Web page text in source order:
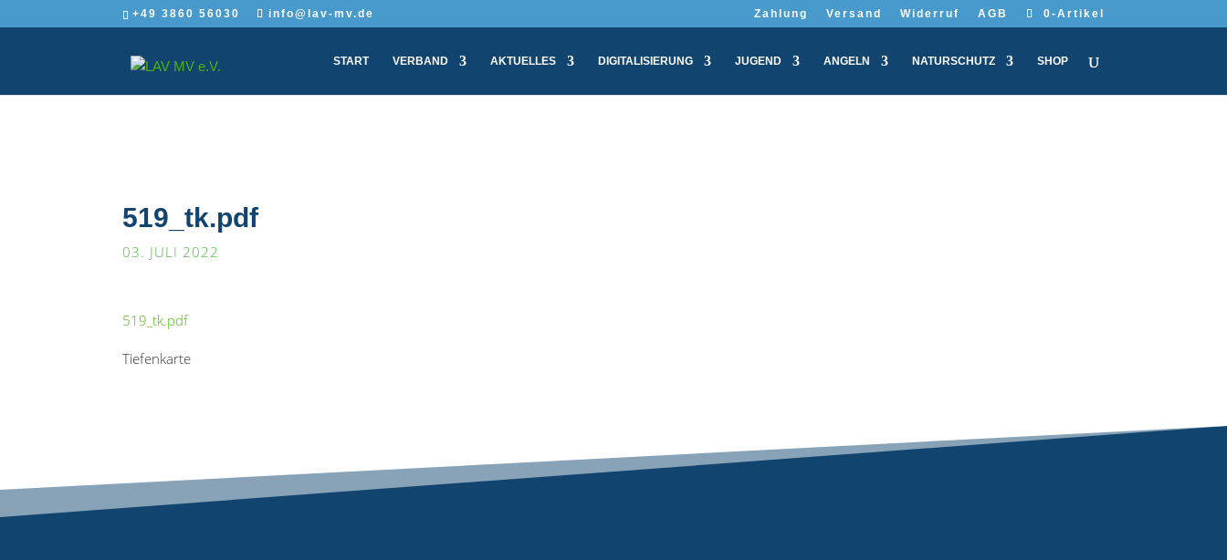
+49 3860 56030 info@lav-mv.de Zahlung Versand Widerruf AGB 0-Artikel
START VERBAND AKTUELLES DIGITALISIERUNG JUGEND ANGELN NATURSCHUTZ SHOP
519_tk.pdf
03. JULI 2022
519_tk.pdf
Tiefenkarte